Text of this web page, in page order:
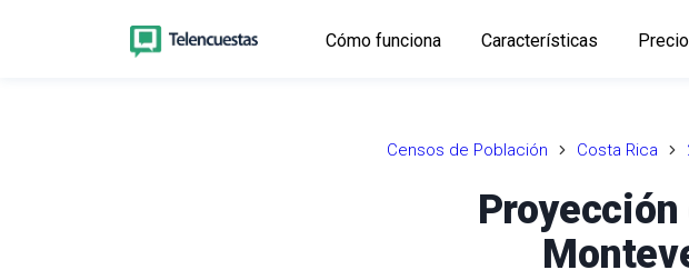
Cómo funciona Características
Censos de Población Costa Rica